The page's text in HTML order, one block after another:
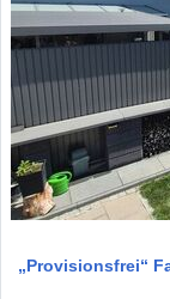
„Provisionsfrei“